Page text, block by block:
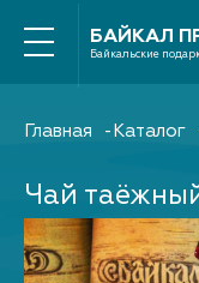
БАЙКАЛ
Байкальские
Главная Каталог
Чай